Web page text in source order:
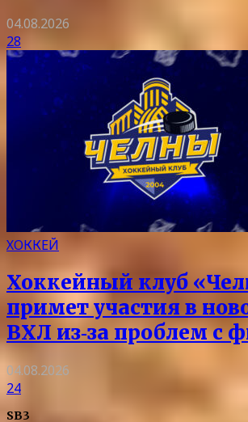
04.08.2026
28
ХОККЕЙ
Хоккейный клуб
примет участия в
ВХЛ из‑за проблем с
04.08.2026
24
SB3